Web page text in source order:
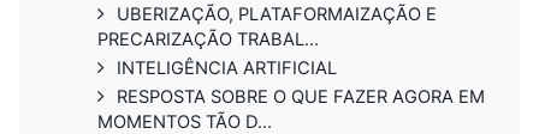
UBERIZAÇÃO, PLATAFORMAIZAÇÃO E
PRECARIZAÇÃO TRABAL...
INTELIGÊNCIA ARTIFICIAL
RESPOSTA SOBRE O QUE FAZER AGORA EM
MOMENTOS TÃO D...